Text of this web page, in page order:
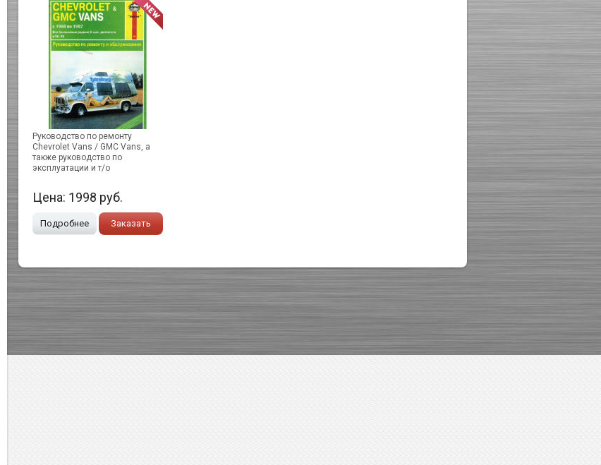
Руководство по ремонту
Chevrolet Vans / GMC Vans, а
также руководство по
эксплуатации и т/о
Цена: 1998 руб.
Подробнее Заказать